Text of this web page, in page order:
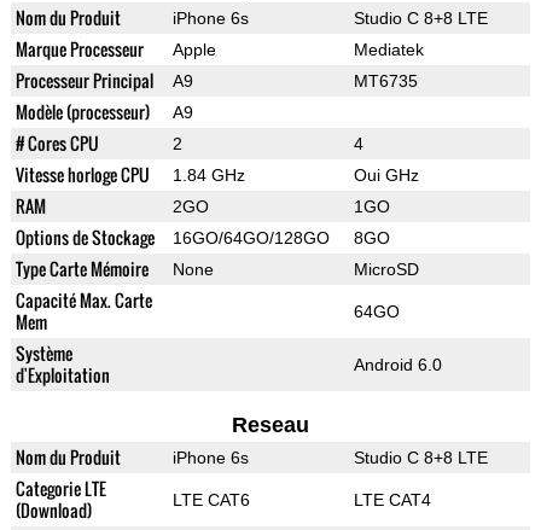
Nom du Produit iPhone 6s Studio C 8+8 LTE
Marque Processeur Apple Mediatek
Processeur Principal A9 MT6735
Modèle (processeur) A9
# Cores CPU 2 4
Vitesse horloge CPU 1.84 GHz Oui GHz
RAM 2GO 1GO
Options de Stockage 16GO/64GO/128GO 8GO
Type Carte Mémoire None MicroSD
Capacité Max. Carte
Mem
64GO
Système
d'Exploitation
Android 6.0
Reseau
Nom du Produit iPhone 6s Studio C 8+8 LTE
Categorie LTE
(Download)
LTE CAT6 LTE CAT4